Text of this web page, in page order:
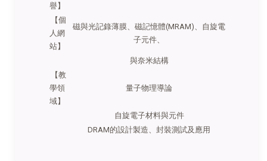
譽】
【個
人網
站】
磁與光記錄薄膜、磁記憶體(MRAM)、自旋電
子元件、
與奈米結構
【教
學領
域】
量子物理導論
自旋電子材料與元件
DRAM的設計製造、封裝測試及應用